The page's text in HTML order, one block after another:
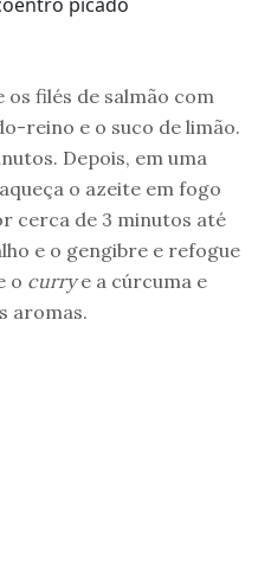
filés de salmão com
reino e o suco de limão.
Depois, em uma
o azeite em fogo
cerca de 3 minutos até
e o gengibre e refogue
o currye a cúrcuma e
aromas.